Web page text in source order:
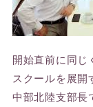
開始直前に同じ
スクールを展開
中部北陸支部長